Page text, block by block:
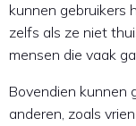
kunnen gebruikers
zelfs als ze niet
mensen die vaak
Bovendien kunnen
anderen, zoals